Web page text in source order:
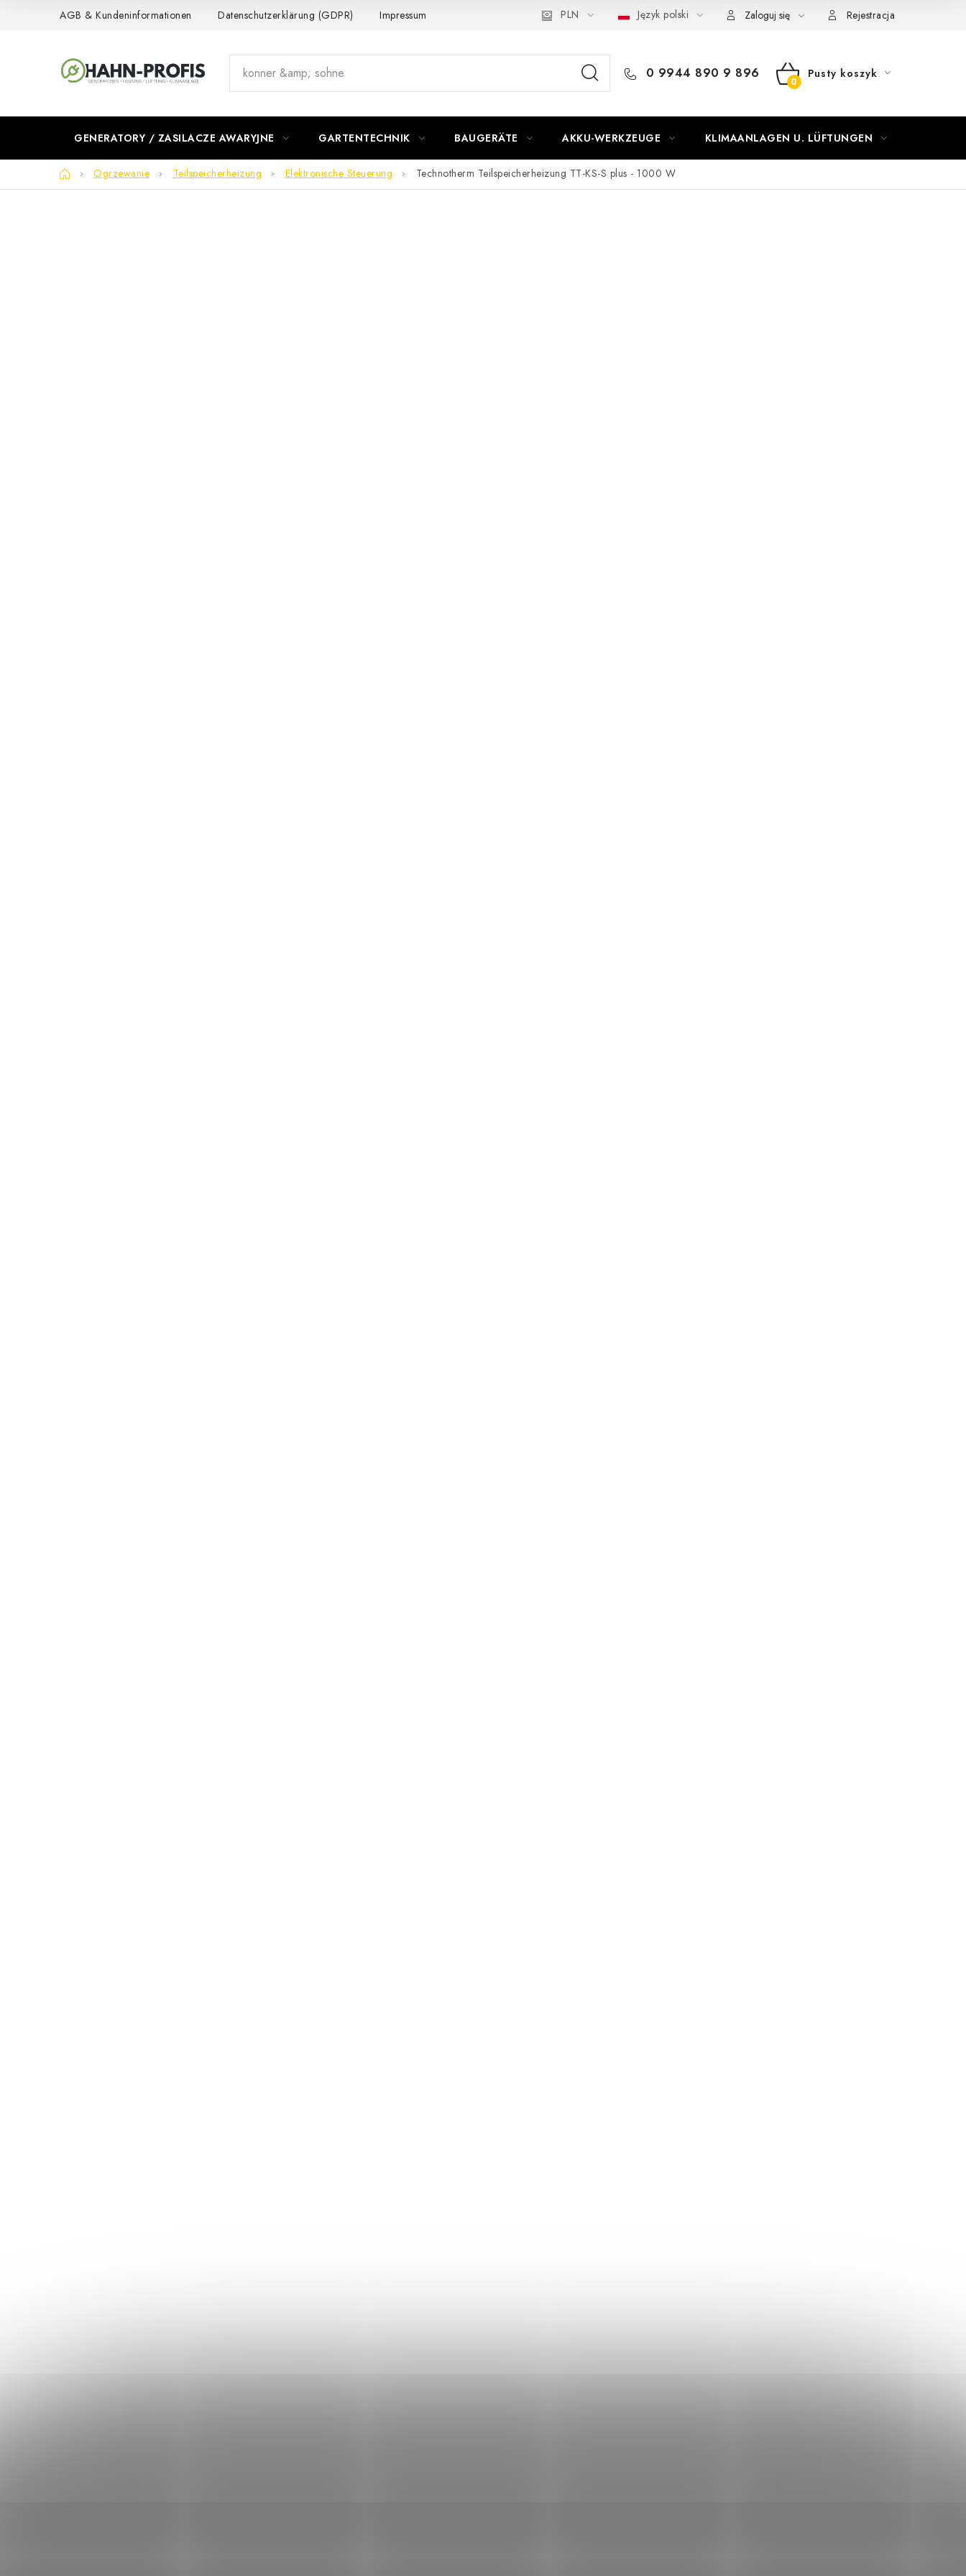
AGB & Kundeninformationen Datenschutzerklärung (GDPR) Impressum PLN Język polski Zaloguj się Rejestracja
0 9944 890 9 896
KOSZYK
Pusty koszyk
GENERATORY / ZASILACZE AWARYJNE GARTENTECHNIK BAUGERÄTE AKKU-WERKZEUGE KLIMAANLAGEN U. LÜFTUNGEN
HomeOgrzewanie Teilspeicherheizung Elektronische Steuerung Technotherm Teilspeicherheizung TT-KS-S plus - 1000 W